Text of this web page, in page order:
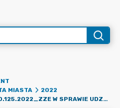
MIASTA
2022
OR.0050.125.2022_ZZE W SPRAWIE UDZIELENIA ZAMÓWIENIA O WARTOŚCI DO 130.000 ZŁ I ZAWARCIA UMOWY NA OPRACOWANIE "AKTUALIZACJI ZAŁOŻEŃ DO PLANU ZAOPATRZENIA W CIEPŁO, ENERGIĘ ELEKTRYCZNĄ I PALIWA GAZOWE MIASTA ŻORY"